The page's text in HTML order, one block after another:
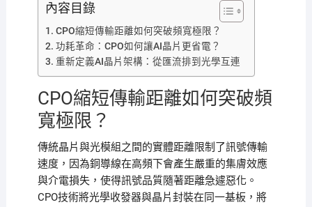
內容目錄
CPO縮短傳輸距離如何突破頻寬極限？
功耗革命：CPO如何讓AI晶片更省電？
重新定義AI晶片架構：從匯流排到光學互連
CPO縮短傳輸距離如何突破頻
寬極限？
傳統晶片與光模組之間的實體距離限制了訊號傳輸
速度，因為銅導線在高頻下會產生嚴重的集膚效應
與介電損失，使得訊號品質隨著距離急遽惡化。
CPO技術將光學收發器與晶片封裝在同一基板，將